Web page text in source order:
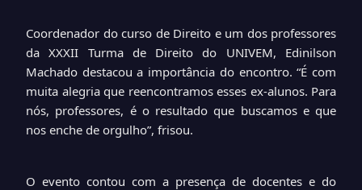
Coordenador do curso de Direito e um dos professores
da XXXII Turma de Direito do UNIVEM, Edinilson
Machado destacou a importância do encontro. “É com
muita alegria que reencontramos esses ex-alunos. Para
nós, professores, é o resultado que buscamos e que
nos enche de orgulho”, frisou.
O evento contou com a presença de docentes e do